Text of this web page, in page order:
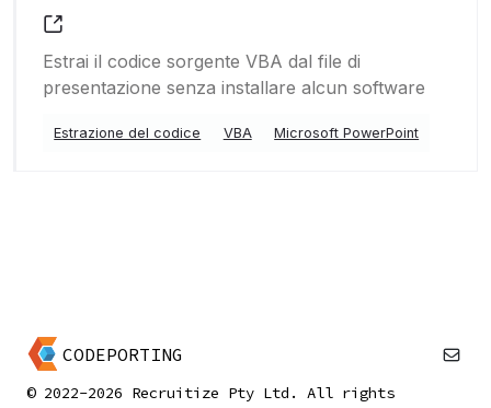
Estrai il codice sorgente VBA dal file di
presentazione senza installare alcun software
Estrazione del codice VBA Microsoft PowerPoint
CODEPORTING
© 2022-2026 Recruitize Pty Ltd. All rights